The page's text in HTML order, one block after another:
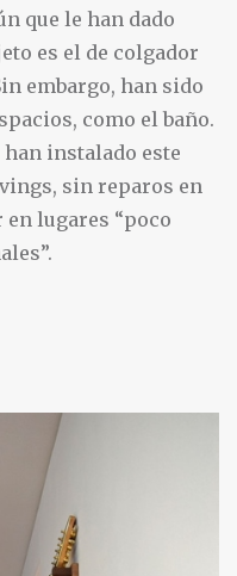
que le han dado
es el de colgador
embargo, han sido
como el baño.
instalado este
sin reparos en
lugares “poco